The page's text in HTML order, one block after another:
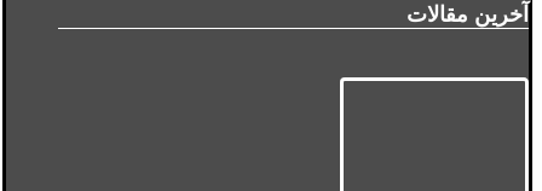
آخرین مقالات